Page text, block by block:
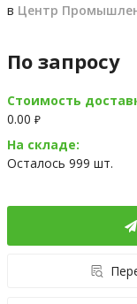
в Центр
По запросу
Стоимость
0.00 ₽
На складе:
Осталось 999 шт.